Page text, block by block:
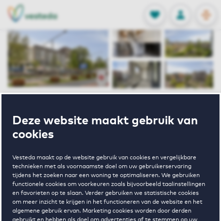
Deze website maakt gebruik van
cookies
Vesteda maakt op de website gebruik van cookies en vergelijkbare
technieken met als voornaamste doel om uw gebruikerservaring
tijdens het zoeken naar een woning te optimaliseren. We gebruiken
functionele cookies om voorkeuren zoals bijvoorbeeld taalinstellingen
en favorieten op te slaan. Verder gebruiken we statistische cookies
om meer inzicht te krijgen in het functioneren van de website en het
algemene gebruik ervan. Marketing cookies worden door derden
FAVORIETEN
Opgeslagen
INLOGGEN
NL
EN
Paradium 3
Spuiboulevard
83 Dordrecht